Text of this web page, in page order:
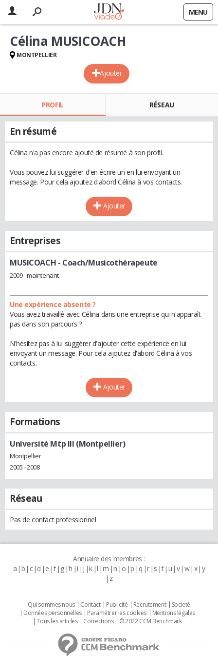
MENU
Ajouter
Célina MUSICOACH
MONTPELLIER
PROFIL RÉSEAU
En résumé
Célina n'a pas encore ajouté de résumé à son profil.
Vous pouvez lui suggérer d'en écrire un en lui envoyant un
message. Pour cela ajoutez d'abord Célina à vos contacts.
Ajouter
Entreprises
MUSICOACH - Coach/Musicothérapeute
2009 - maintenant
Une expérience absente ?
Vous avez travaillé avec Célina dans une entreprise qui n'apparaît
pas dans son parcours ?
N'hésitez pas à lui suggérer d'ajouter cette expérience en lui
envoyant un message. Pour cela ajoutez d'abord Célina à vos
contacts.
Ajouter
Formations
Université Mtp III (Montpellier)
Montpellier
2005 - 2008
Réseau
Pas de contact professionnel
Annuaire des membres :
a b c d e f g h i j k l m n o p q r s t u v w x y
z
Qui sommes nous Contact Publicité Recrutement
Societé
Données personnelles
Paramétrer les cookies
Mentions légales
Tous les articles
Corrections © 2022 CCM Benchmark